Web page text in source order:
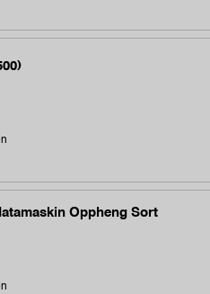
Oppheng Sort